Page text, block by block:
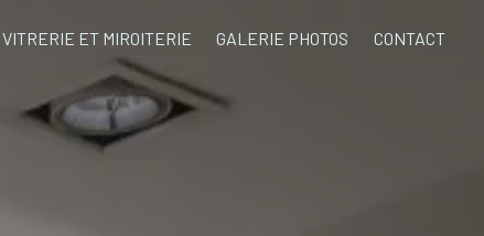
VITRERIE ET MIROITERIE GALERIE PHOTOS CONTACT